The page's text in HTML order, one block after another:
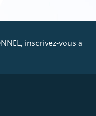
inscrivez-vous à